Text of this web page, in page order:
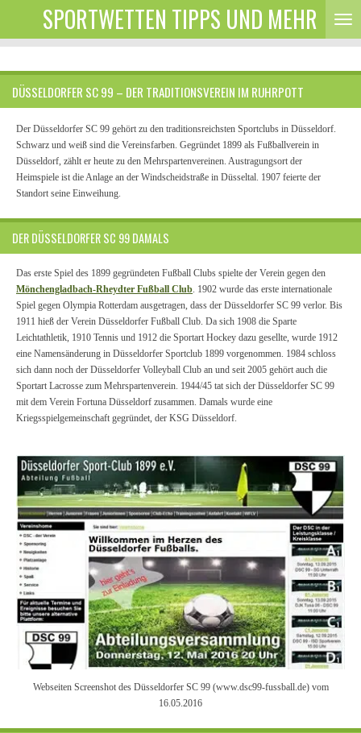
Hauptinhalt
springen
SPORTWETTEN TIPPS UND MEHR
DÜSSELDORFER SC 99 – DER TRADITIONSVEREIN IM RUHRPOTT
Der Düsseldorfer SC 99 gehört zu den traditionsreichsten Sportclubs in Düsseldorf.
Schwarz und weiß sind die Vereinsfarben. Gegründet 1899 als Fußballverein in
Düsseldorf, zählt er heute zu den Mehrspartenvereinen. Austragungsort der
Heimspiele ist die Anlage an der Windscheidstraße in Düsseltal. 1907 feierte der
Standort seine Einweihung.
DER DÜSSELDORFER SC 99 DAMALS
Das erste Spiel des 1899 gegründeten Fußball Clubs spielte der Verein gegen den
Mönchengladbach-Rheydter Fußball Club. 1902 wurde das erste internationale
Spiel gegen Olympia Rotterdam ausgetragen, dass der Düsseldorfer SC 99 verlor. Bis
1911 hieß der Verein Düsseldorfer Fußball Club. Da sich 1908 die Sparte
Leichtathletik, 1910 Tennis und 1912 die Sportart Hockey dazu gesellte, wurde 1912
eine Namensänderung in Düsseldorfer Sportclub 1899 vorgenommen. 1984 schloss
sich dann noch der Düsseldorfer Volleyball Club an und seit 2005 gehört auch die
Sportart Lacrosse zum Mehrspartenverein. 1944/45 tat sich der Düsseldorfer SC 99
mit dem Verein Fortuna Düsseldorf zusammen. Damals wurde eine
Kriegsspielgemeinschaft gegründet, der KSG Düsseldorf.
Webseiten Screenshot des Düsseldorfer SC 99 (www.dsc99-fussball.de) vom
16.05.2016